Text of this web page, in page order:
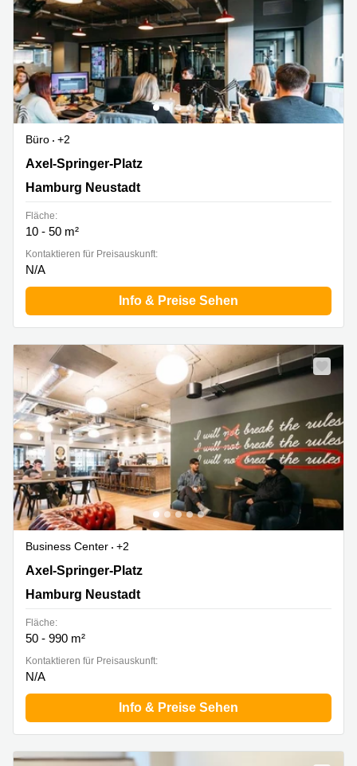
Büro
+2
Axel-Springer-Platz 3, Hamburg Neustadt
Axel-Springer-Platz
Hamburg Neustadt
Fläche:
10 - 50 m²
Kontaktieren für Preisauskunft:
N/A
Info & Preise Sehen
Business Center
+2
Axel-Springer-Platz 3, Hamburg Neustadt
Axel-Springer-Platz
Hamburg Neustadt
Fläche:
50 - 990 m²
Kontaktieren für Preisauskunft:
N/A
Info & Preise Sehen